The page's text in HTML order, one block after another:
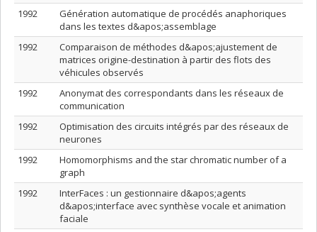
1992
Génération automatique de procédés anaphoriques
dans les textes d&apos;assemblage
1992
Comparaison de méthodes d&apos;ajustement de
matrices origine-destination à partir des flots des
véhicules observés
1992
Anonymat des correspondants dans les réseaux de
communication
1992
Optimisation des circuits intégrés par des réseaux de
neurones
1992
Homomorphisms and the star chromatic number of a
graph
1992
InterFaces : un gestionnaire d&apos;agents
d&apos;interface avec synthèse vocale et animation
faciale